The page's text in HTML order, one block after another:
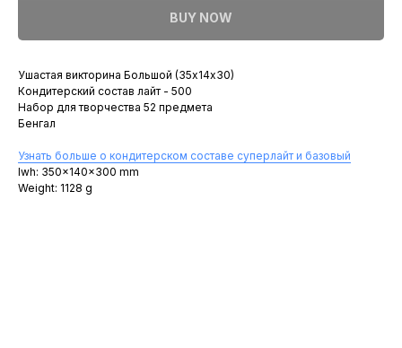
BUY NOW
Ушастая викторина Большой (35х14х30)
Кондитерский состав лайт - 500
Набор для творчества 52 предмета
Бенгал
Узнать больше о кондитерском составе суперлайт и базовый
lwh: 350x140x300 mm
Weight: 1128 g